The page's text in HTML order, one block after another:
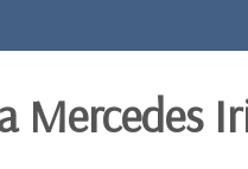
Mercedes